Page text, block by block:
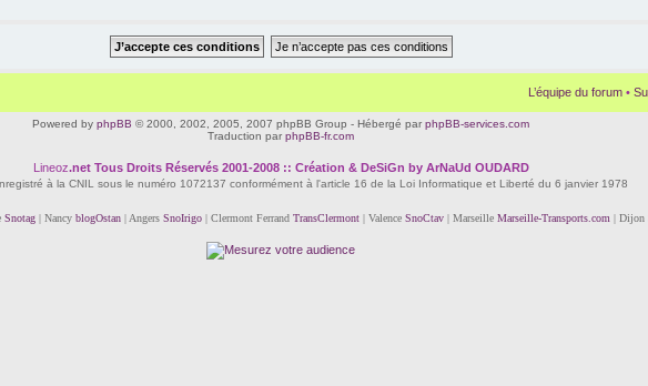
L’équipe du forum •
Powered by phpBB © 2000, 2002, 2005, 2007 phpBB Group - Hébergé par phpBB-services.com
Traduction par phpBB-fr.com
Lineoz.netTous Droits Réservés 2001-2008 :: Création & DeSiGn by ArNaUd OUDARD
à la CNIL sous le numéro 1072137 conformément à l'article 16 de la Loi Informatique et Liberté du 6 janvier 1978
Snotag| Nancy blogOstan| Angers SnoIrigo| Clermont Ferrand TransClermont| Valence SnoCtav| Marseille Marseille-Transports.com | Dijon